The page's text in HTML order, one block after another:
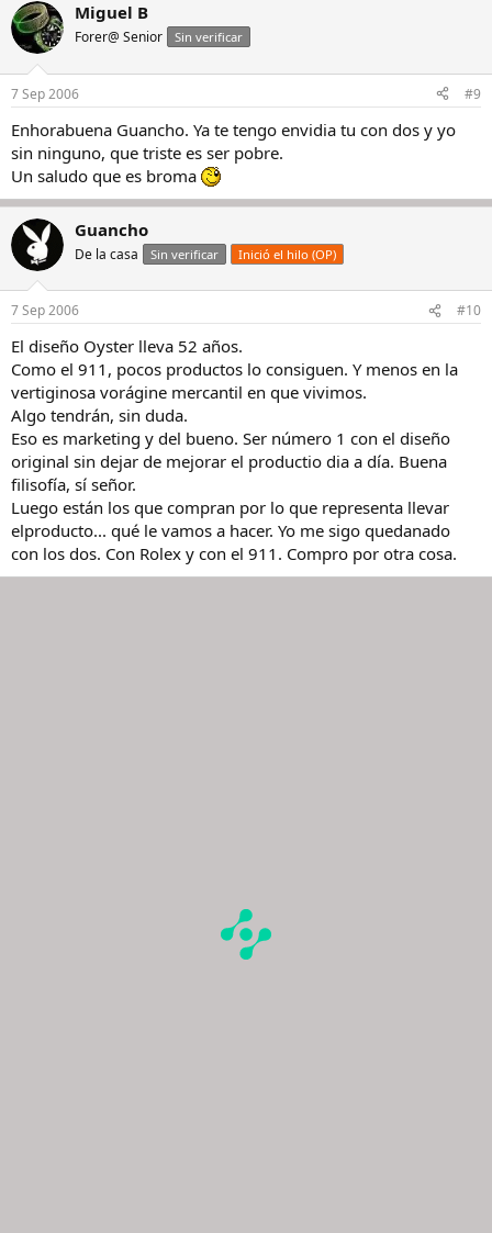
Miguel B
Forer@ Senior Sin verificar
7 Sep 2006 #9
Enhorabuena Guancho. Ya te tengo envidia tu con dos y yo
sin ninguno, que triste es ser pobre.
Un saludo que es broma
Guancho
De la casa Sin verificar Inició el hilo (OP)
7 Sep 2006 #10
El diseño Oyster lleva 52 años.
Como el 911, pocos productos lo consiguen. Y menos en la
vertiginosa vorágine mercantil en que vivimos.
Algo tendrán, sin duda.
Eso es marketing y del bueno. Ser número 1 con el diseño
original sin dejar de mejorar el productio dia a día. Buena
filisofía, sí señor.
Luego están los que compran por lo que representa llevar
elproducto... qué le vamos a hacer. Yo me sigo quedanado
con los dos. Con Rolex y con el 911. Compro por otra cosa.